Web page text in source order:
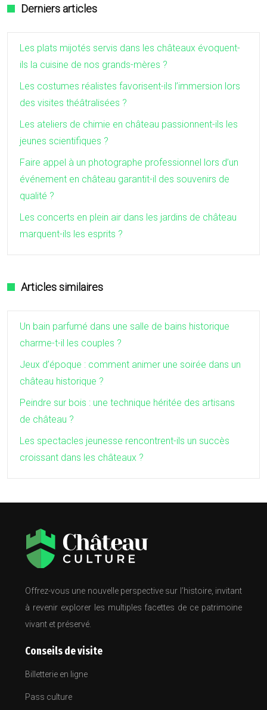
Derniers articles
Les plats mijotés servis dans les châteaux évoquent-
ils la cuisine de nos grands-mères ?
Les costumes réalistes favorisent-ils l’immersion lors
des visites théâtralisées ?
Les ateliers de chimie en château passionnent-ils les
jeunes scientifiques ?
Faire appel à un photographe professionnel lors d’un
événement en château garantit-il des souvenirs de
qualité ?
Les concerts en plein air dans les jardins de château
marquent-ils les esprits ?
Articles similaires
Un bain parfumé dans une salle de bains historique
charme-t-il les couples ?
Jeux d’époque : comment animer une soirée dans un
château historique ?
Peindre sur bois : une technique héritée des artisans
de château ?
Les spectacles jeunesse rencontrent-ils un succès
croissant dans les châteaux ?
Offrez-vous une nouvelle perspective sur l’histoire, invitant
à revenir explorer les multiples facettes de ce patrimoine
vivant et préservé.
Conseils de visite
Billetterie en ligne
Pass culture